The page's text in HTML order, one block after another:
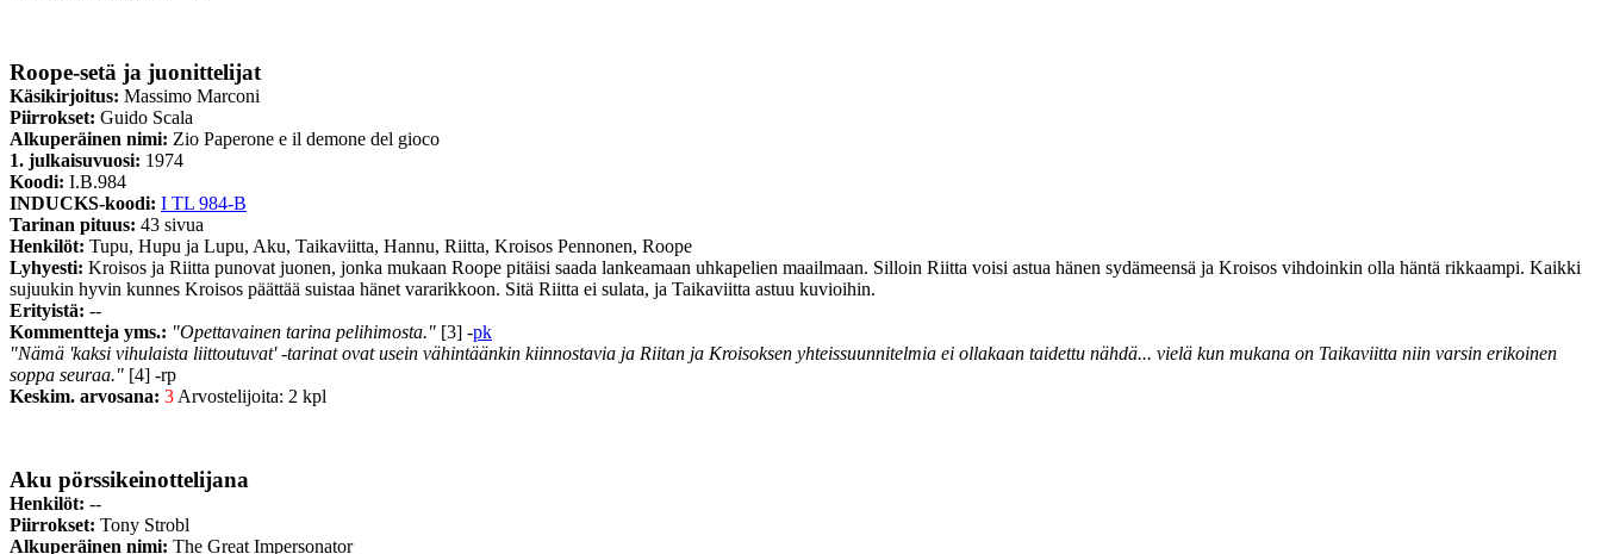
Roope-setä ja juonittelijat
Käsikirjoitus: Massimo Marconi
Piirrokset: Guido Scala
Alkuperäinen nimi: Zio Paperone e il demone del gioco
1. julkaisuvuosi: 1974
Koodi: I.B.984
INDUCKS-koodi: I TL 984-B
Tarinan pituus: 43 sivua
Henkilöt: Tupu, Hupu ja Lupu, Aku, Taikaviitta, Hannu, Riitta, Kroisos Pennonen, Roope
Lyhyesti: Kroisos ja Riitta punovat juonen, jonka mukaan Roope pitäisi saada lankeamaan uhkapelien maailmaan. Silloin Riitta voisi astua hänen sydämeensä ja Kroisos vihdoinkin olla häntä rikkaampi. Kaikki
sujuukin hyvin kunnes Kroisos päättää suistaa hänet vararikkoon. Sitä Riitta ei sulata, ja Taikaviitta astuu kuvioihin.
Erityistä: --
Kommentteja yms.: "Opettavainen tarina pelihimosta." [3] -pk
"Nämä 'kaksi vihulaista liittoutuvat' -tarinat ovat usein vähintäänkin kiinnostavia ja Riitan ja Kroisoksen yhteissuunnitelmia ei ollakaan taidettu nähdä... vielä kun mukana on Taikaviitta niin varsin erikoinen
soppa seuraa." [4] -rp
Keskim. arvosana: 3 Arvostelijoita: 2 kpl
Aku pörssikeinottelijana
Henkilöt: --
Piirrokset: Tony Strobl
Alkuperäinen nimi: The Great Impersonator